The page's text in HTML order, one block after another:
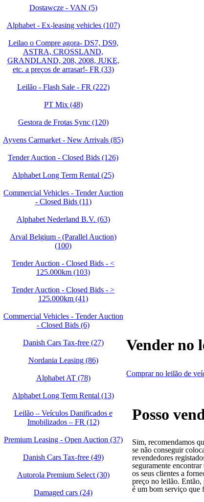
Dostawcze - VAN (5)
Alphabet - Ex-leasing vehicles (107)
Leilao o Compre agora- DS7, DS9,
ASTRA, CROSSLAND,
GRANDLAND, 208, 2008, JUKE,
etc. a preços de arrasar!- FR (33)
Leilão - Flash Sale - FR (222)
PT Mix (48)
Gestora de Frotas Sync (120)
Ayvens Carmarket - New Arrivals (85)
Tender Auction - Closed Bids (126)
Alphabet Long Term Rental (25)
Commercial Vehicles - Tender Auction
- Closed Bids (11)
Alphabet Nederland B.V. (63)
Arval Belgium - (Parallel Auction)
(100)
Tender Auction - Closed Bids - <
125.000km (103)
Tender Auction - Closed Bids - >
125.000km (41)
Commercial Vehicles - Tender Auction
- Closed Bids (6)
Danish Cars Tax-free (27)
Nordania Leasing (86)
Alphabet AT (78)
Alphabet Long Term Rental (13)
Leilão – Veículos Danificados e
Imobilizados – FR (12)
Premium Leasing - Open Auction (37)
Danish Cars Tax-free (49)
Autorola Premium Select (30)
Damaged cars (24)
Vender no
Comprar no leilão de
Posso
Sim, recomendamos
se não conseguir
revendedores
seguramente
os seus clientes a
preço no leilão. Então,
é um bom serviço que